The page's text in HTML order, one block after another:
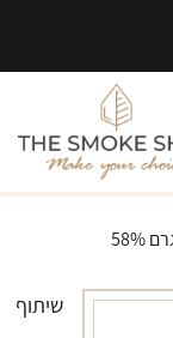
שיתוף